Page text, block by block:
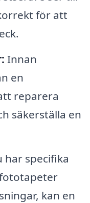
för att
Innan
en
reparera
säkerställa en
har specifika
kan en